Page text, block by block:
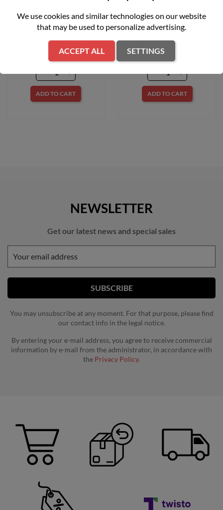
Kosiarka spalinowa 48cm
170 cm3 Hecht 550SW
zł1,899.00
ADD TO CART
Kosiarka spalinowa z
napędem LM2 DR46S CUB
zł2,399.00
ADD TO CART
NEWSLETTER
Get our latest news and special sales
You may unsubscribe at any moment. For that purpose, please find
our contact info in the legal notice.
By entering your e-mail address, you agree to receive commercial
information by e-mail from the administrator, in accordance with
the Privacy Policy.
We use cookies and similar technologies on our website
that may be used to personalize advertising.
ACCEPT ALL SETTINGS